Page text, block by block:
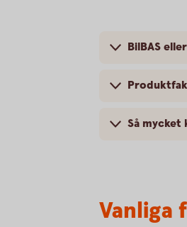
BilBAS
Så mycket
Vanliga